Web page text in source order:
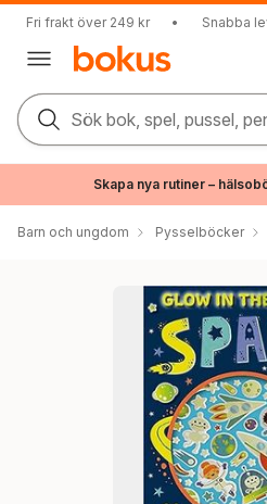
Fri frakt över 249 kr • Snabba
Sök bok, spel, pussel,
Skapa nya rutiner –
Barn och ungdom Pysselböcker